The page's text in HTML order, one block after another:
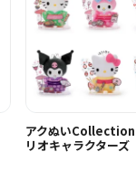
アクぬい
リオキャラクターズ